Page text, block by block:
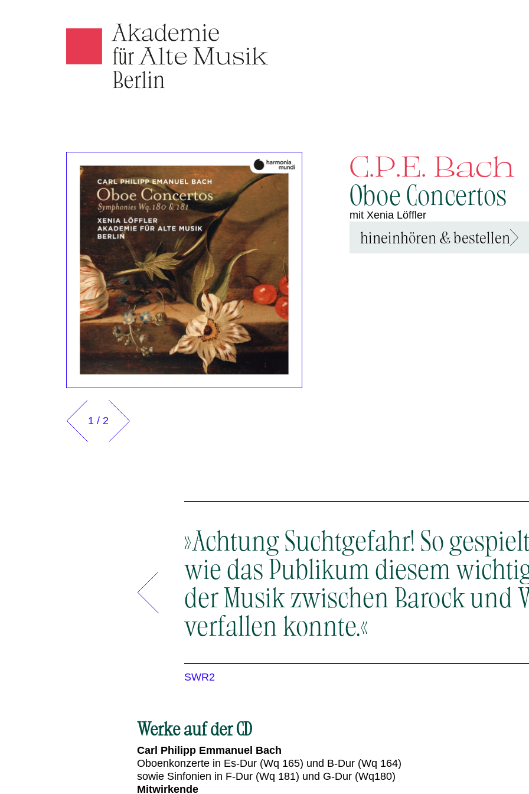
Akamus
1 / 2
C.P.E. Bach
Oboe Concertos
mit Xenia Löffler
hineinhören & bestellen
»Achtung Suchtgefahr! So
wie das Publikum diesem
der Musik zwischen Barock und
verfallen konnte.«
SWR2
Werke auf der CD
Carl Philipp Emmanuel Bach
Oboenkonzerte in Es-Dur (Wq 165) und B-Dur (Wq 164)
sowie Sinfonien in F-Dur (Wq 181) und G-Dur (Wq180)
Mitwirkende